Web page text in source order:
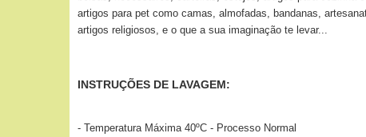
artigos para pet como camas, almofadas, bandanas,
artigos religiosos, e o que a sua imaginação te levar...
INSTRUÇÕES DE LAVAGEM:
- Temperatura Máxima 40ºC - Processo Normal